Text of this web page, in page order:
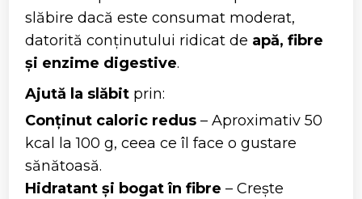
slăbire dacă este consumat moderat,
datorită conținutului ridicat de apă, fibre
și enzime digestive.
Ajută la slăbit prin:
Conținut caloric redus – Aproximativ 50
kcal la 100 g, ceea ce îl face o gustare
sănătoasă.
Hidratant și bogat în fibre – Crește